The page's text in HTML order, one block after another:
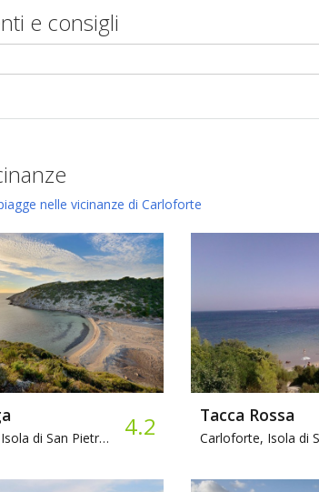
e consigli
nelle vicinanze di Carloforte
Carloforte, Isola di San Pietro - Sabbia, Parcheggio
4.2 Tacca Rossa